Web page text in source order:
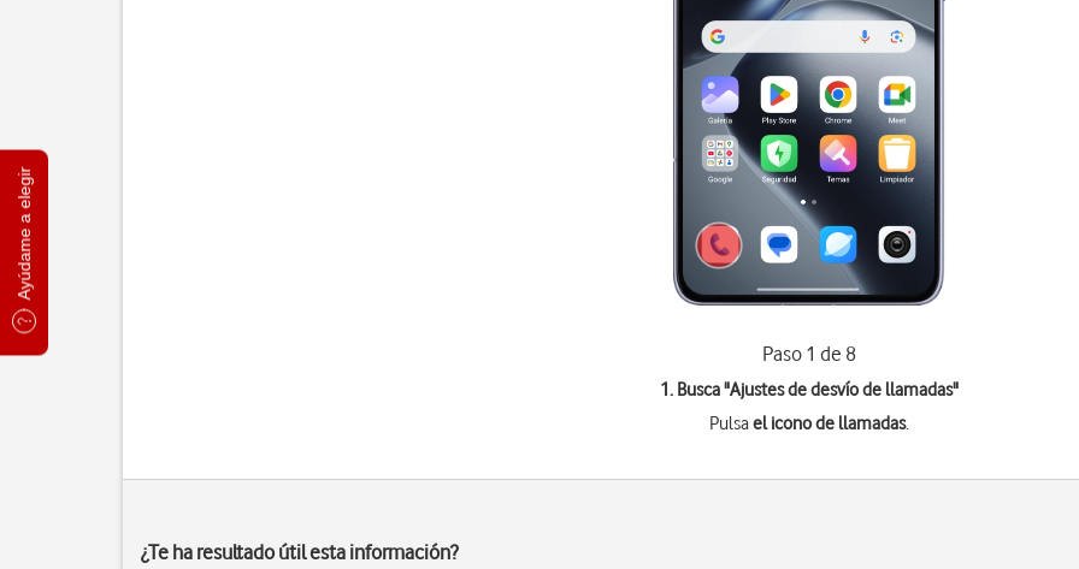
Ayúdame a elegir
Paso 1 de 8
1. Busca "Ajustes de desvío de llamadas"
Pulsael icono de llamadas.
¿Te ha resultado útil esta información?